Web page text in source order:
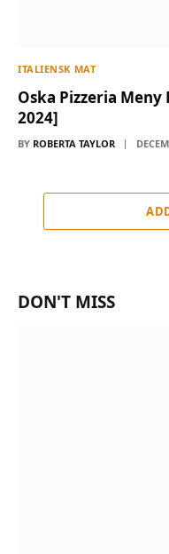
ITALIENSK MAT
Oska Pizzeria
2024]
BY ROBERTA TAYLOR
DON'T MISS